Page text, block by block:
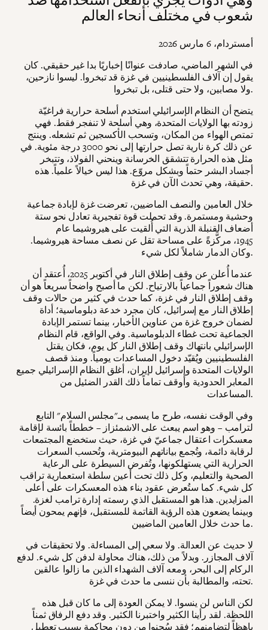
شعوب في مختلف أنحاء العالم
أمستردام، 6 مارس 2026
في الشهر الماضي، صادفت عنوانًا إخباريًا بدا غير حقيقي. كان
يقول إن آلاف الفلسطينيين في غزة قد تبخروا. ليسوا نازحين،
ولا مصابين، ولا حتى قتلى، بل تبخروا.
يتضح أن النظام الإسرائيلي استخدم أسلحة حرارية فراغيّة
زودته بها الولايات المتحدة، وهي أسلحة لا تنفجر فقط. فهي
تمتص الهواء من المكان، وتسحب الأكسجين ثم تشعله. وينتج
عن ذلك كرة نارية تصل حرارتها إلى نحو 3000 درجة مئوية. في
مثل هذه الحرارة تتشقق الخرسانة وينحني الفولاذ، وتتبخر
أجساد البشر حتماً وبشكل مروّع. هذا ليس خيالاً علمياً. هذه
حقيقة، وهي تحدث الآن في غزة.
خلال العامين والنصف الماضيين، تعرضت غزة لإبادة جماعية
وحشية ومستمرة. وقد تحملت قوة تفجيرية تعادل نحو ستة
أضعاف القنبلة الذرية التي أُلقيت على هيروشيما عام
1945، مركَّزةً على مساحة تقل عن نصف مساحة هيروشيما.
وكان الدمار شاملاً لكل شيء.
عندما أُعلن عن وقف إطلاق النار في أكتوبر 2025، أُعتقد أن
هناك شعوراً جماعياً بالارتياح. لكن ما أصبح واضحاً سريعاً هو أن
وقف إطلاق النار في غزة، كما حدث في كثير من حالات وقف
إطلاق النار مع إسرائيل، كان مجرد خدعة دبلوماسية؛ أداة
لضمان خروج غزة من عناوين الأخبار، بينما تستمر الإبادة
الجماعية تحت غطاء الدبلوماسية. وفي الواقع، قام النظام
الإسرائيلي بانتهاك وقف إطلاق النار كل يوم، فكان يقتل
الفلسطينيين ويُقيّد دخول المساعدات يومياً. ومنذ قصف
الولايات المتحدة وإسرائيل لإيران، أغلق النظام الإسرائيلي جميع
المعابر الحدودية وأوقف تماماً ذلك القدر الضئيل من
المساعدات.
وفي الوقت نفسه، طرح ما يسمى بـ"مجلس السلام" التابع
لترامب – وهو اسم يبعث على الاشمئزاز – خططاً بائسة لإقامة
معسكرات اعتقال جماعيّ في غزة، حيث ستخضع المجتمعات
لرقابة دائمة، وتُجمع بياناتهم البيومترية، وتُحسب السعرات
الحرارية التي يستهلكونها، وتُفرض السيطرة على الرعاية
الصحية والتعليم، وكل ذلك تحت أعين سلطة استعمارية تراقب
كل شيء. كما ستُعرض عقود بناء هذه المعسكرات على أعلى
المزايدين. هذا هو المستقبل الذي رسمته إدارة ترامب لغزة.
وبينما يضعون هذه الرؤية القاتمة للمستقبل، فإنهم يمحون أيضاً
ما حدث خلال العامين الماضيين.
لا حديث عن العدالة. ولا سعي إلى المساءلة. ولا تحقيقات في
آلاف المجازر. وبدلاً من ذلك، هناك محاولة لدفن كل شيء. لدفع
الركام إلى البحر، ومعه آلاف الشهداء الذين ما زالوا عالقين
تحته، والمطالبة بأن ننسى ما حدث في غزة.
لكن الناس لن ينسوا. لا يمكن العودة إلى ما كان قبل هذه
اللحظة. لقد رأينا الكثير واختبرنا الكثير. وقد دفع الرفاق ثمناً
باهظاً لتضامنهم؛ فقد سُجنوا من دون محاكمة بسبب تعطيل